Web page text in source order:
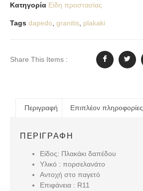
Κατηγορία Είδη προστασίας
Tags dapedo granitis plakaki
Share This Items :
Περιγραφή Επιπλέον πληροφορίες
ΠΕΡΙΓΡΑΦΉ
Είδος: Πλακάκι δαπέδου
Υλικό : πορσελανάτο
Αντοχή στο παγετό
Επιφάνεια : R11